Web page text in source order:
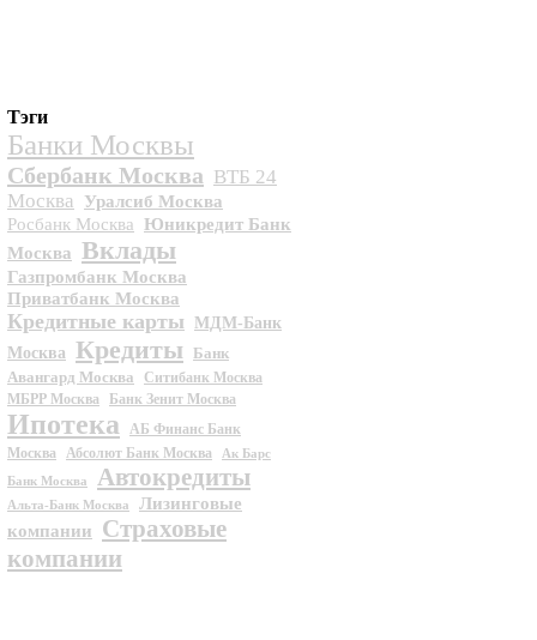
Тэги
Банки Москвы
Сбербанк Москва ВТБ 24
Москва
Уралсиб Москва
Росбанк Москва
Юникредит Банк
Москва Вклады
Газпромбанк Москва
Приватбанк Москва
Кредитные карты
МДМ-Банк
Москва Кредиты Банк
Авангард Москва
Ситибанк Москва
МБРР Москва
Банк Зенит Москва
Ипотека
АБ Финанс Банк
Москва Абсолют Банк Москва
Ак Барс
Банк Москва
Автокредиты
Альта-Банк Москва
Лизинговые
компании
Страховые
компании